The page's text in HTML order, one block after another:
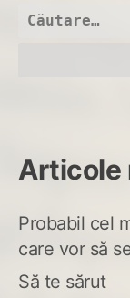
Caută
Articole
Probabil cel
care vor să
Să te sărut